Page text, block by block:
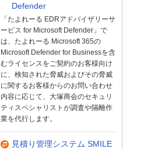
Defender
「たよれーる EDRアドバイザリーサ
ービス for Microsoft Defender」で
は、たよれーる Microsoft 365の
Microsoft Defender for Businessを含
むライセンスをご契約のお客様向け
に、検知された脅威およびその脅威
に関するお客様からのお問い合わせ
内容に応じて、大塚商会のセキュリ
ティスペシャリストが調査や隔離作
業を代行します。
見積り管理システム SMILE